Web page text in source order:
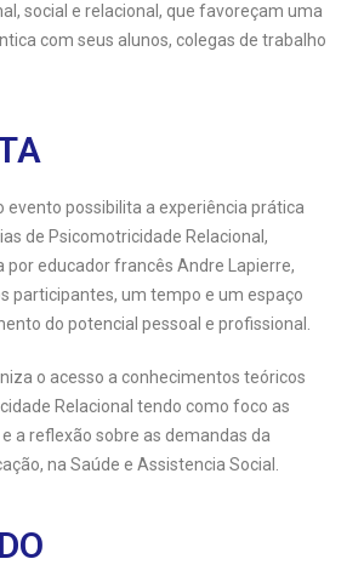
social e relacional, que favoreçam uma
com seus alunos, colegas de trabalho
evento possibilita a experiência prática
de Psicomotricidade Relacional,
por educador francês Andre Lapierre,
participantes, um tempo e um espaço
do potencial pessoal e profissional.
o acesso a conhecimentos teóricos
Relacional tendo como foco as
a reflexão sobre as demandas da
na Saúde e Assistencia Social.